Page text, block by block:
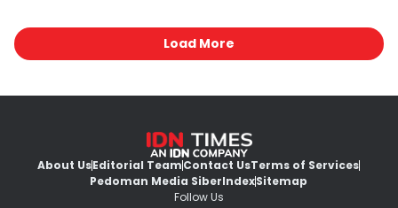
Load More
About UsEditorial TeamContact UsTerms of Services
Pedoman Media SiberIndexSitemap
Follow Us